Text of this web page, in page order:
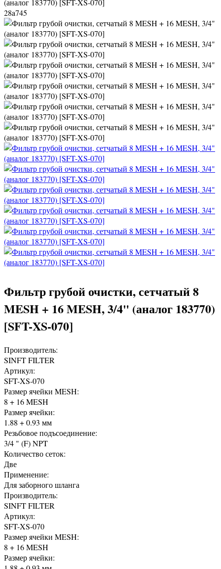
(аналог 183770) [SFT-XS-070]
28a745
Фильтр грубой очистки, сетчатый 8
MESH + 16 MESH, 3/4" (аналог 183770)
[SFT-XS-070]
Производитель:
SINFT FILTER
Артикул:
SFT-XS-070
Размер ячейки MESH:
8 + 16 MESH
Размер ячейки:
1.88 + 0.93 мм
Резьбовое подъсоединение:
3/4 " (F) NPT
Количество сеток:
Две
Применение:
Для заборного шланга
Производитель:
SINFT FILTER
Артикул:
SFT-XS-070
Размер ячейки MESH:
8 + 16 MESH
Размер ячейки: